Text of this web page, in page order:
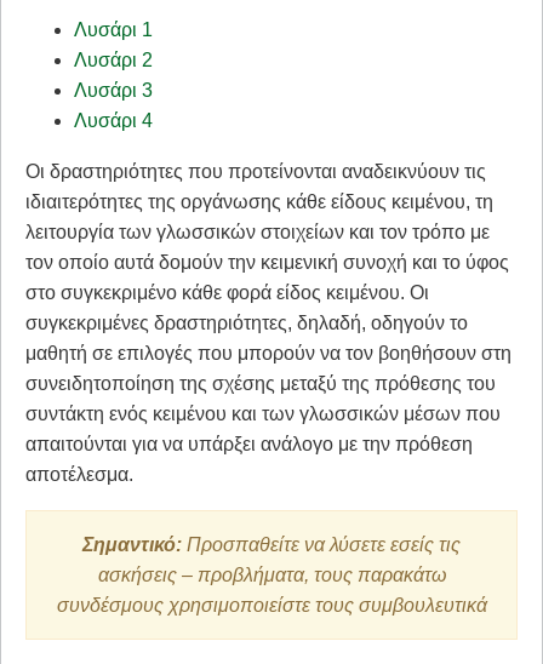
Λυσάρι 1
Λυσάρι 2
Λυσάρι 3
Λυσάρι 4
Οι δραστηριότητες που προτείνονται αναδεικνύουν τις
ιδιαιτερότητες της οργάνωσης κάθε είδους κειμένου, τη
λειτουργία των γλωσσικών στοιχείων και τον τρόπο με
τον οποίο αυτά δομούν την κειμενική συνοχή και το ύφος
στο συγκεκριμένο κάθε φορά είδος κειμένου. Οι
συγκεκριμένες δραστηριότητες, δηλαδή, οδηγούν το
μαθητή σε επιλογές που μπορούν να τον βοηθήσουν στη
συνειδητοποίηση της σχέσης μεταξύ της πρόθεσης του
συντάκτη ενός κειμένου και των γλωσσικών μέσων που
απαιτούνται για να υπάρξει ανάλογο με την πρόθεση
αποτέλεσμα.
Σημαντικό: Προσπαθείτε να λύσετε εσείς τις
ασκήσεις – προβλήματα, τους παρακάτω
συνδέσμους χρησιμοποιείστε τους συμβουλευτικά